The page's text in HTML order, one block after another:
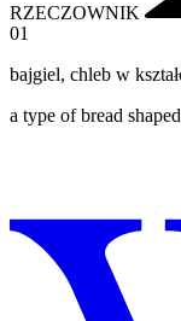
RZECZOWNIK
01
bajgiel, chleb w
a type of bread